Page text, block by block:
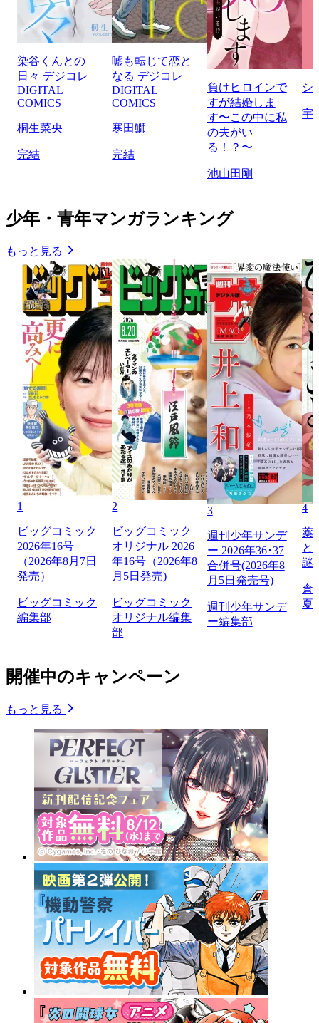
染谷くんとの
日々 デジコレ
DIGITAL
COMICS
桐生菜央
完結
嘘も転じて恋と
なる デジコレ
DIGITAL
COMICS
寒田鰤
完結
負けヒロインで
すが結婚しま
す〜この中に私
の夫がい
る！？〜
池山田剛
シ
宇
少年・青年マンガランキング
もっと見る
1
ビッグコミック
2026年16号
（2026年8月7日
発売）
ビッグコミック
編集部
2
ビッグコミック
オリジナル 2026
年16号（2026年8
月5日発売)
ビッグコミック
オリジナル編集
部
3
週刊少年サンデ
ー 2026年36･37
合併号(2026年8
月5日発売号)
週刊少年サンデ
ー編集部
4
薬
と
謎
倉
夏
開催中のキャンペーン
もっと見る